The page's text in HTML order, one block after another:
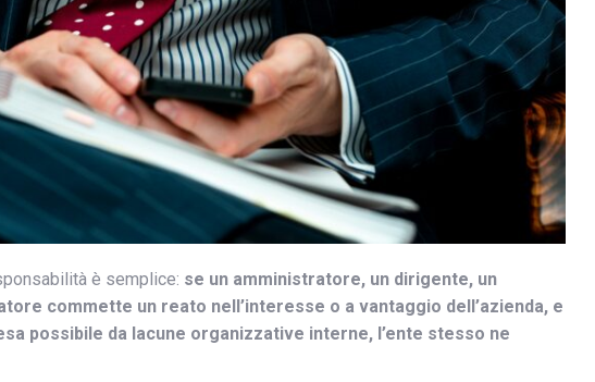
è semplice: se un amministratore, un dirigente, un
commette un reato nell’interesse o a vantaggio dell’azienda, e
possibile da lacune organizzative interne, l’ente stesso ne